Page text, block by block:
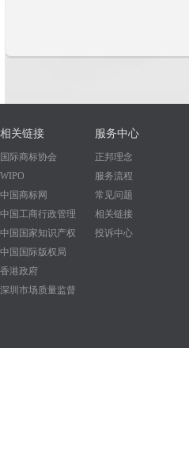
相关链接
国际商标协会
WIPO
中国商标网
中国工商行政管理
中国国家知识产权
中国国际版权局
香港政府
深圳市场质量监督
服务中心
正邦理念
服务流程
常见问题
相关链接
投诉中心